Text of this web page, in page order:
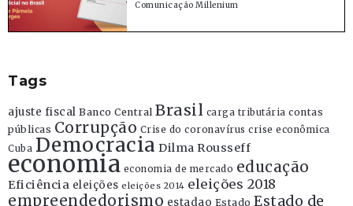
Comunicação Millenium
Tags
ajuste fiscal Banco Central Brasil carga tributária contas
públicas Corrupção Crise do coronavírus crise econômica
Cuba Democracia Dilma Rousseff
economia economia de mercado educação
Eficiência eleições eleições 2014 eleições 2018
empreendedorismo estadao Estado Estado de